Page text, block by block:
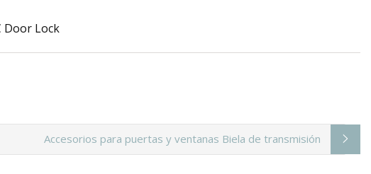
Accesorios para puertas y ventanas Biela de transmisión